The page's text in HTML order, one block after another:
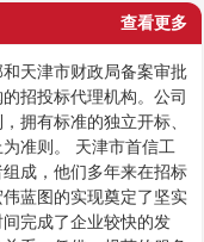
查看更多
天津市财政局备案审批
招投标代理机构。公司
拥有标准的独立开标、
准则。 天津市首信工
成，他们多年来在招标
蓝图的实现奠定了坚实
完成了企业较快的发